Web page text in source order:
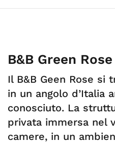
B&B Green
Il B&B Geen Rose si
in un angolo d’Italia
conosciuto. La
privata immersa nel
camere, in un